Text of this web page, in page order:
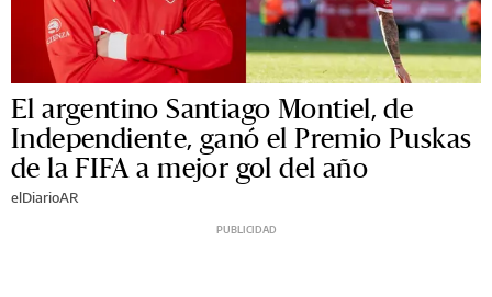
El argentino Santiago Montiel, de
Independiente, ganó el Premio Puskas
de la FIFA a mejor gol del año
elDiarioAR